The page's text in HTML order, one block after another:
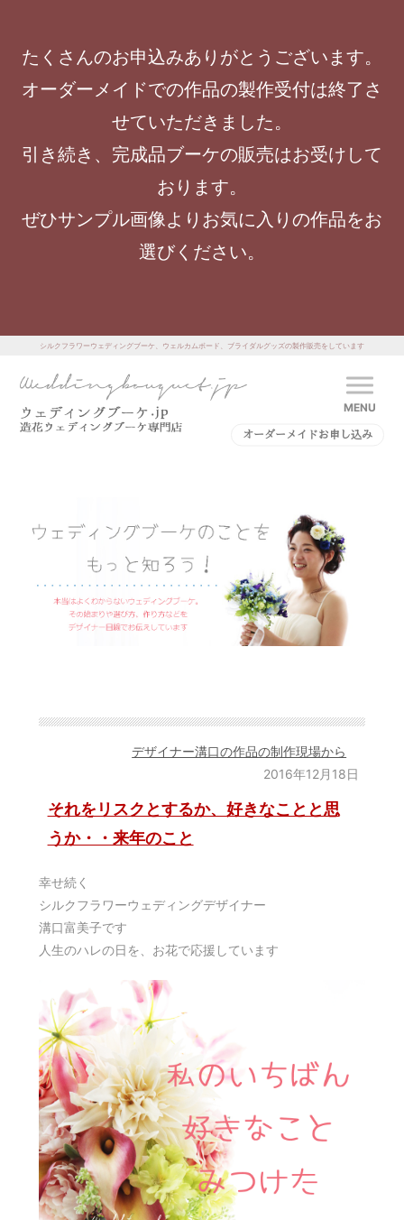
たくさんのお申込みありがとうございます。
オーダーメイドでの作品の製作受付は終了さ
せていただきました。
引き続き、完成品ブーケの販売はお受けして
おります。
ぜひサンプル画像よりお気に入りの作品をお
選びください。
シルクフラワーウェディングブーケ、ウェルカムボード、ブライダルグッズの製作販売をしています
MENU
オーダーメイドお申し込み
デザイナー溝口の作品の制作現場から
2016年12月18日
それをリスクとするか、好きなことと思
うか・・来年のこと
幸せ続く
シルクフラワーウェディングデザイナー
溝口富美子です
人生のハレの日を、お花で応援しています